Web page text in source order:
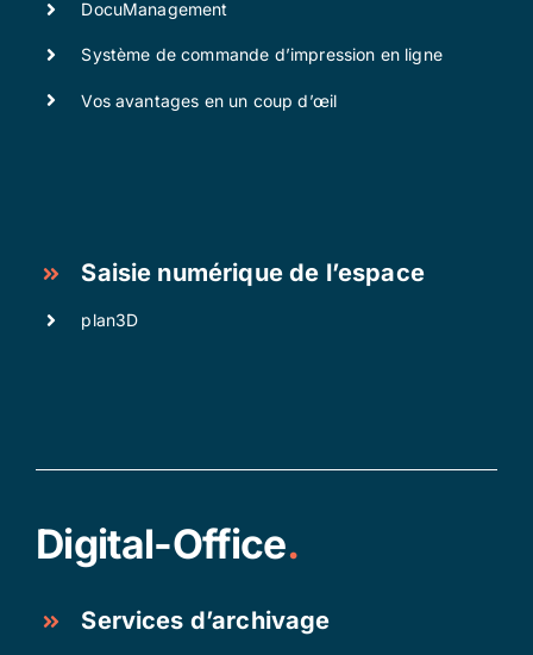
DocuManagement
Système de commande d’impression en ligne
Vos avantages en un coup d’œil
Saisie numérique de l’espace
plan3D
Digital-Office.
Services d’archivage